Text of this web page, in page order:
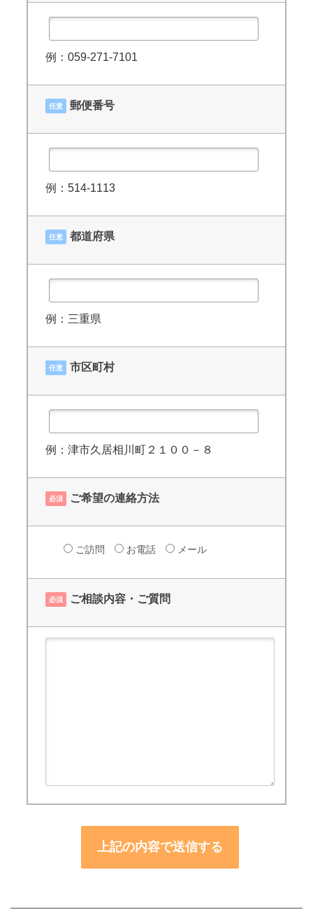
例：059-271-7101
任意 郵便番号
例：514-1113
任意 都道府県
例：三重県
任意 市区町村
例：津市久居相川町２１００－８
必須 ご希望の連絡方法
ご訪問 お電話 メール
必須 ご相談内容・ご質問